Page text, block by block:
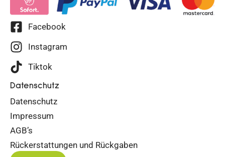
Facebook
Instagram
Tiktok
Datenschutz
Datenschutz
Impressum
AGB’s
Rückerstattungen und Rückgaben